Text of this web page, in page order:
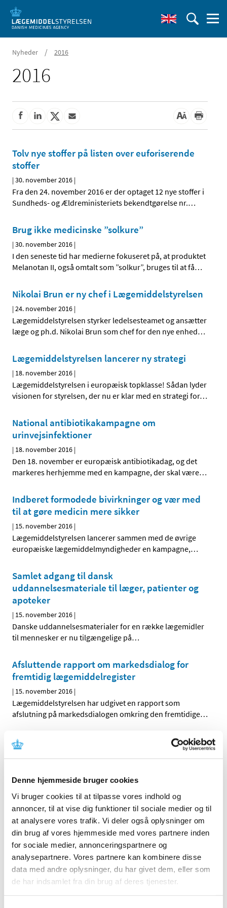
Denne hjemmeside bruger cookies
Vi bruger cookies til at tilpasse vores indhold og
annoncer, til at vise dig funktioner til sociale medier og til
at analysere vores trafik. Vi deler også oplysninger om
din brug af vores hjemmeside med vores partnere inden
for sociale medier, annonceringspartnere og
analysepartnere. Vores partnere kan kombinere disse
data med andre oplysninger, du har givet dem, eller som
de har indsamlet fra din brug af deres tjenester.
Nyheder / 2016
2016
Tolv nye stoffer på listen over euforiserende
stoffer
|30. november 2016 |
Fra den 24. november 2016 er der optaget 12 nye stoffer i
Sundheds- og Ældreministeriets bekendtgørelse nr.…
Brug ikke medicinske ”solkure”
|30. november 2016 |
I den seneste tid har medierne fokuseret på, at produktet
Melanotan II, også omtalt som ”solkur”, bruges til at få…
Nikolai Brun er ny chef i Lægemiddelstyrelsen
|24. november 2016 |
Lægemiddelstyrelsen styrker ledelsesteamet og ansætter
læge og ph.d. Nikolai Brun som chef for den nye enhed…
Lægemiddelstyrelsen lancerer ny strategi
| 18. november 2016 |
Lægemiddelstyrelsen i europæisk topklasse! Sådan lyder
visionen for styrelsen, der nu er klar med en strategi for…
National antibiotikakampagne om
urinvejsinfektioner
| 18. november 2016 |
Den 18. november er europæisk antibiotikadag, og det
markeres herhjemme med en kampagne, der skal være…
Indberet formodede bivirkninger og vær med
til at gøre medicin mere sikker
| 15. november 2016 |
Lægemiddelstyrelsen lancerer sammen med de øvrige
europæiske lægemiddelmyndigheder en kampagne,…
Samlet adgang til dansk
uddannelsesmateriale til læger, patienter og
apoteker
| 15. november 2016 |
Danske uddannelsesmaterialer for en række lægemidler
til mennesker er nu tilgængelige på…
Afsluttende rapport om markedsdialog for
fremtidig lægemiddelregister
| 15. november 2016 |
Lægemiddelstyrelsen har udgivet en rapport som
afslutning på markedsdialogen omkring den fremtidige…
Forfalskede certifikater om god
fremstillingspraksis i omløb
Lægemiddelstyrelsen indskærper over for de danske
Endelig indstilling til tilskudsstatus for
medicin mod Parkinsons sygdom
|4. november 2016|
Medicintilskudsnævnet har revurderet tilskudsstatus for
medicin mod Parkinson sygdom (ATC-gruppe N04) og …
Symbicort inhalationsspray® får generelt